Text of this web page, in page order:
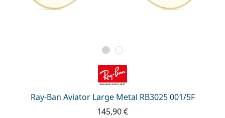
Ray-Ban Aviator Large Metal RB3025 001/5F
145,90 €